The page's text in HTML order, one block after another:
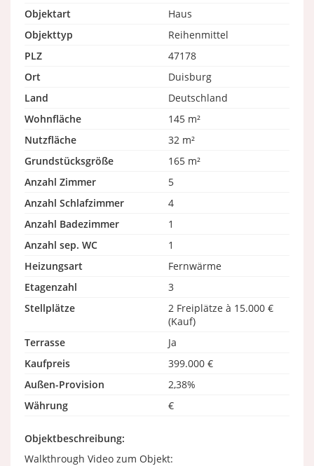
Objektart
Haus
Objekttyp
Reihenmittel
PLZ
47178
Ort
Duisburg
Land
Deutschland
Wohnfläche
145 m²
Nutzfläche
32 m²
Grundstücksgröße
165 m²
Anzahl Zimmer
5
Anzahl Schlafzimmer
4
Anzahl Badezimmer
1
Anzahl sep. WC
1
Heizungsart
Fernwärme
Etagenzahl
3
Stellplätze
2 Freiplätze à 15.000 €
(Kauf)
Terrasse
Ja
Kaufpreis
399.000 €
Außen-Provision
2,38%
Währung
€
Objektbeschreibung:
Walkthrough Video zum Objekt: